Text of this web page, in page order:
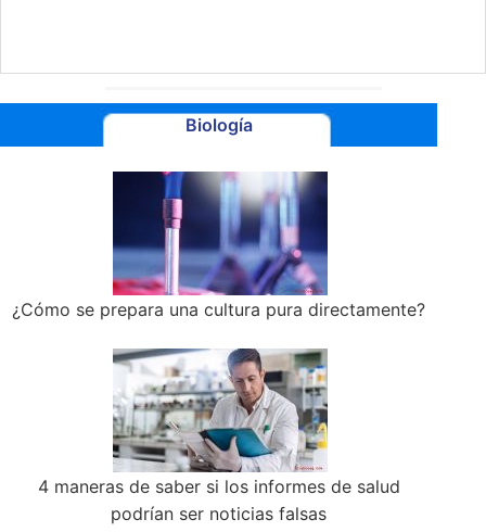
Biología
¿Cómo se prepara una cultura pura directamente?
4 maneras de saber si los informes de salud
podrían ser noticias falsas